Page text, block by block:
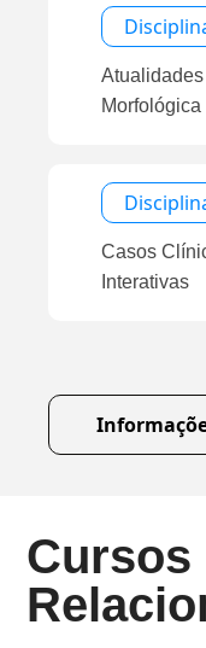
Morfológica
Casos
Interativas
Cursos